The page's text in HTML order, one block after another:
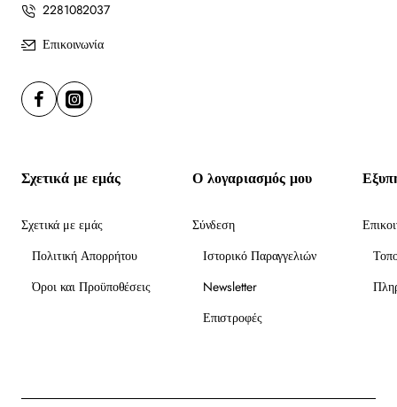
2281082037
Επικοινωνία
Σχετικά με εμάς
Σχετικά με εμάς
Πολιτική Απορρήτου
Όροι και Προϋποθέσεις
Ο λογαριασμός μου
Σύνδεση
Ιστορικό Παραγγελιών
Newsletter
Επιστροφές